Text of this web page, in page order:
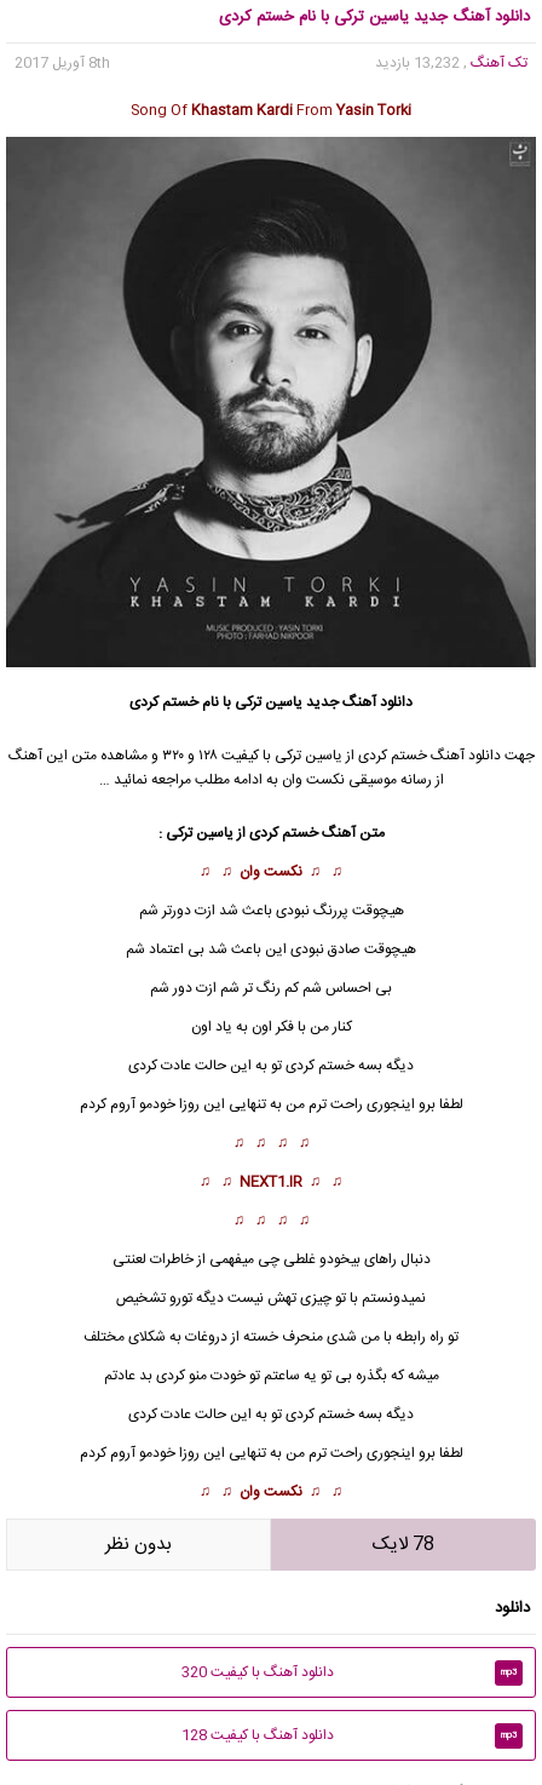
دانلود آهنگ جدید یاسین ترکی با نام خستم کردی
تک آهنگ , 13,232 بازدید
8th آوریل 2017
Song OfKhastam KardiFromYasin Torki
دانلود آهنگ جدیدیاسین ترکی با نام خستم کردی
جهت دانلود آهنگ خستم کردی از یاسین ترکی
با کیفیت ۱۲۸ و ۳۲۰ و مشاهده متن این آهنگ
از رسانه موسیقی نکست وان به ادامه مطلب مراجعه نمائید …
متن آهنگ خستم کردی ازیاسین ترکی :
♫ ♫ نکست وان ♫ ♫
هیچوقت پررنگ نبودی باعث شد ازت دورتر شم
هیچوقت صادق نبودی این باعث شد بی اعتماد شم
بی احساس شم کم رنگ تر شم ازت دور شم
کنار من با فکر اون به یاد اون
دیگه بسه خستم کردی تو به این حالت عادت کردی
لطفا برو اینجوری راحت ترم من به تنهایی این روزا خودمو آروم کردم
♫ ♫ ♫ ♫
♫ ♫
NEXT1.IR
♫ ♫
♫ ♫ ♫ ♫
دنبال راهای بیخودو غلطی چی میفهمی از خاطرات لعنتی
نمیدونستم با تو چیزی تهش نیست دیگه تورو تشخیص
تو راه رابطه با من شدی منحرف خسته از دروغات به شکلای مختلف
میشه که بگذره بی تو یه ساعتم تو خودت منو کردی بد عادتم
دیگه بسه خستم کردی تو به این حالت عادت کردی
لطفا برو اینجوری راحت ترم من به تنهایی این روزا خودمو آروم کردم
♫ ♫ نکست وان ♫ ♫
78 لایک بدون نظر
دانلود
mp3 دانلود آهنگ با کیفیت 320
mp3 دانلود آهنگ با کیفیت 128